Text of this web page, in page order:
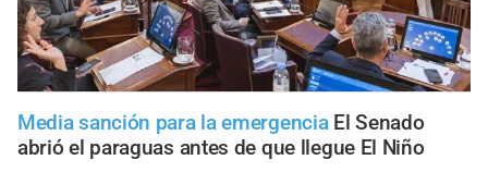
Media sanción para la emergencia El Senado
abrió el paraguas antes de que llegue El Niño